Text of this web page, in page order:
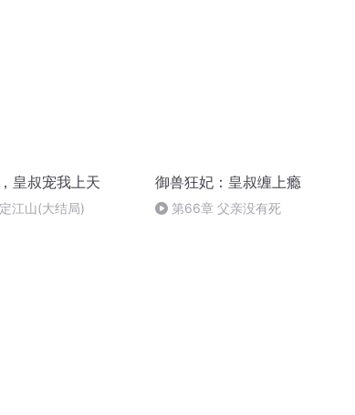
皇叔宠我上天
江山(大结局)
御兽狂妃：皇叔缠上瘾
第66章 父亲没有死